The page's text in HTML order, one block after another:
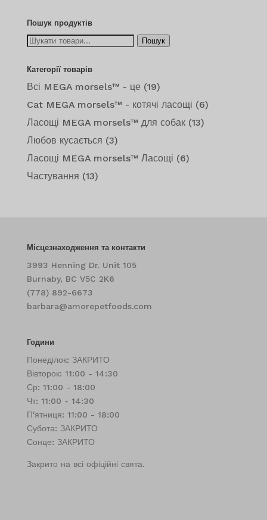
Пошук продуктів
Шукайте: Пошук
Категорії товарів
Всі MEGA morsels™ - це (19)
Cat MEGA morsels™ - котячі ласощі (6)
Ласощі MEGA morsels™ для собак (13)
Любов кусається (3)
Ласощі MEGA morsels™ Ласощі (6)
Частування (13)
Місцезнаходження та контакти
3993 Henning Dr. Unit 105
Burnaby, BC V5C 2K6
(778) 892-6673
barbara@amorepetfoods.com
Години
Понеділок: ЗАКРИТО
Вівторок: 11:00 - 14:30
Ср: 11:00 - 18:00
Чт: 11:00 - 14:30
П'ятниця: 11:00 - 18:00
Субота: ЗАКРИТО
Сонце: ЗАКРИТО
Закрито на всі офіційні свята.